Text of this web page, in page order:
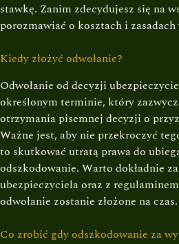
stawkę. Zanim zdecydujesz się na
porozmawiać o kosztach i
Kiedy złożyć odwołanie?
Odwołanie od decyzji
określonym terminie, który
otrzymania pisemnej decyzji o
Ważne jest, aby nie przekroczyć
to skutkować utratą prawa do
odszkodowanie. Warto dokładnie
ubezpieczyciela oraz z
odwołanie zostanie złożone na czas.
Co zrobić gdy odszkodowanie za